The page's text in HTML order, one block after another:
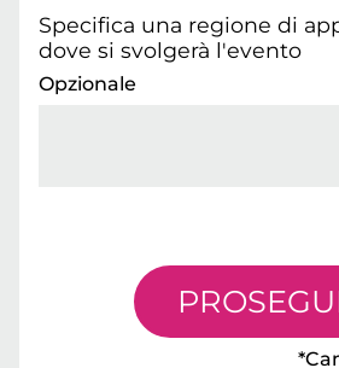
Specifica una regione di
dove si svolgerà l'evento
Opzionale